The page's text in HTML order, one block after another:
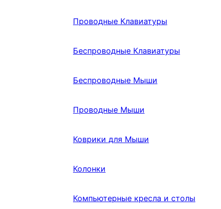
Проводные Клавиатуры
Беспроводные Клавиатуры
Беспроводные Мыши
Проводные Мыши
Коврики для Мыши
Колонки
Компьютерные кресла и столы